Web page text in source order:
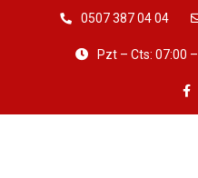
0507 387 04 04
Pzt – Cts: 07:00